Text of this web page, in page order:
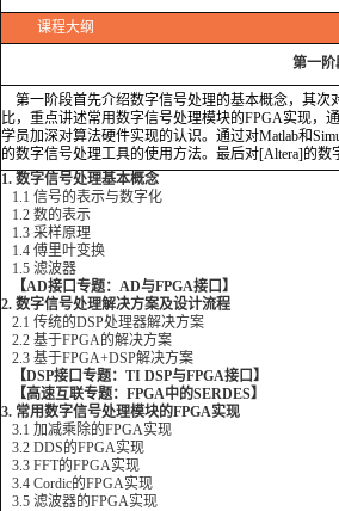
课程大纲
第一阶
第一阶段首先介绍数字信号处理的基本概念，其次
比，重点讲述常用数字信号处理模块的FPGA实现，
学员加深对算法硬件实现的认识。通过对Matlab和
的数字信号处理工具的使用方法。最后对[Altera]的数
1. 数字信号处理基本概念
1.1 信号的表示与数字化
1.2 数的表示
1.3 采样原理
1.4 傅里叶变换
1.5 滤波器
【AD接口专题：AD与FPGA接口】
2. 数字信号处理解决方案及设计流程
2.1 传统的DSP处理器解决方案
2.2 基于FPGA的解决方案
2.3 基于FPGA+DSP解决方案
【DSP接口专题：TI DSP与FPGA接口】
【高速互联专题：FPGA中的SERDES】
3. 常用数字信号处理模块的FPGA实现
3.1 加减乘除的FPGA实现
3.2 DDS的FPGA实现
3.3 FFT的FPGA实现
3.4 Cordic的FPGA实现
3.5 滤波器的FPGA实现